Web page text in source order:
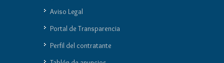
Aviso Legal
Portal de Transparencia
Perfil del contratante